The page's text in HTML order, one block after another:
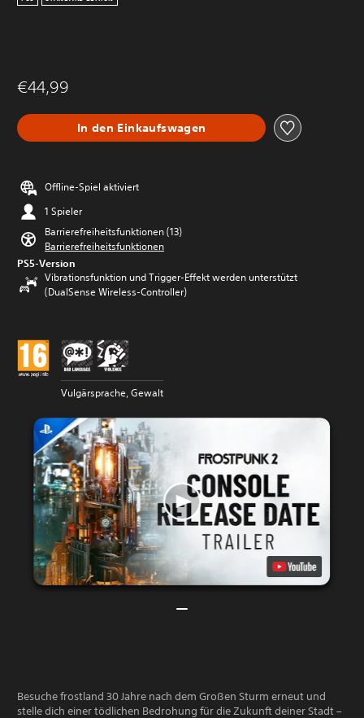
€44,99
In den Einkaufswagen
Offline-Spiel aktiviert
1 Spieler
Barrierefreiheitsfunktionen (13)
Barrierefreiheitsfunktionen
PS5-Version
Vibrationsfunktion und Trigger-Effekt werden unterstützt
(DualSense Wireless-Controller)
Vulgärsprache, Gewalt
Besuche frostland 30 Jahre nach dem Großen Sturm erneut und
stelle dich einer tödlichen Bedrohung für die Zukunft deiner Stadt –